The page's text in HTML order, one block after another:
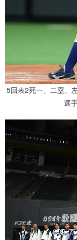
5回表2死一、二塁、
選